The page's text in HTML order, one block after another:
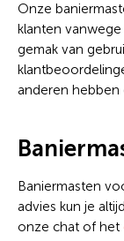
Onze
klanten
gemak van
anderen
Baniermasten
advies kun je
onze chat of het